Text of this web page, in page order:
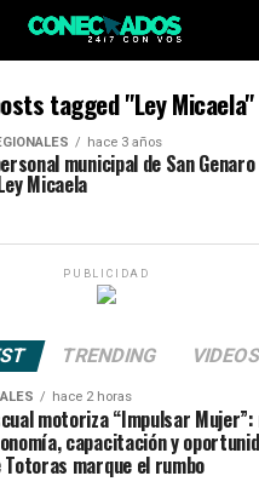
tagged "Ley Micaela"
hace 3 años
municipal de San
Micaela
PUBLICIDAD
TRENDING
hace 2 horas
motoriza “Impulsar Mujer”:
capacitación y
Totoras marque el rumbo